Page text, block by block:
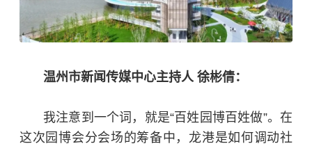
温州市新闻传媒中心主持人 徐彬倩：
我注意到一个词，就是“百姓园博百姓做”。在
这次园博会分会场的筹备中，龙港是如何调动社